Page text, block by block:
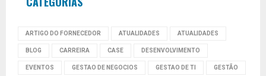
ARTIGO DO FORNECEDOR ATUALIDADES ATUALIDADES
BLOG CARREIRA CASE DESENVOLVIMENTO
EVENTOS GESTAO DE NEGOCIOS GESTAO DE TI GESTÃO